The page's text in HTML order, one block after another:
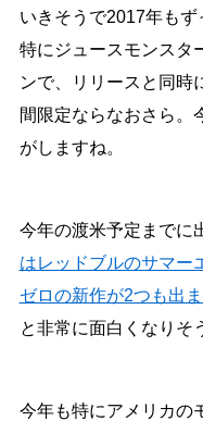
いきそうで2017年もず
特にジュースモンスタ
ンで、リリースと同時
間限定ならなおさら。
がしますね。
今年の渡米予定までに
はレッドブルのサマー
ゼロの新作が2つも出
と非常に面白くなりそ
今年も特にアメリカの